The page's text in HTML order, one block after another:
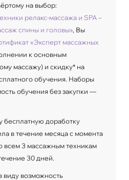
на выбор:
релакс-массажа и SPA –
спины и головы», Вы
«Эксперт массажных
к основным
массажу) и скидку* на
обучения. Наборы
обучения без закупки —
бесплатную доработку
в течение месяца с момента
всем 3 массажным техникам
30 дней.
виду возможность